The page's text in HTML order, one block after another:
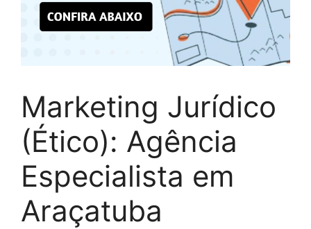
Marketing Jurídico
(Ético): Agência
Especialista em
Araçatuba